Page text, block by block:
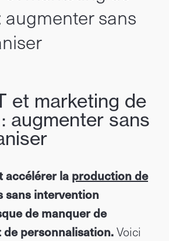
sans
et marketing de
augmenter sans
la production de
sans intervention
de manquer de
personnalisation.Voici